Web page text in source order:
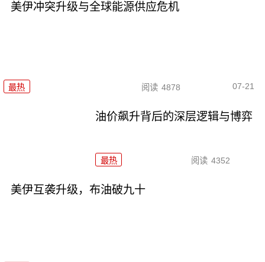
美伊冲突升级与全球能源供应危机
最热 阅读 4878 07-21
油价飙升背后的深层逻辑与博弈
最热 阅读 4352
美伊互袭升级，布油破九十